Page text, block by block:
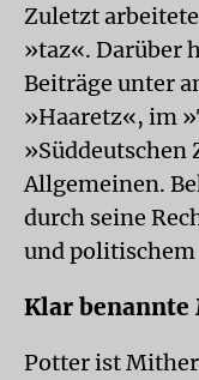
Zuletzt
»taz«. Darüber
Beiträge unter
»Haaretz«, im
»Süddeutschen
Allgemeinen.
durch seine
und
Klar benannte
Potter ist